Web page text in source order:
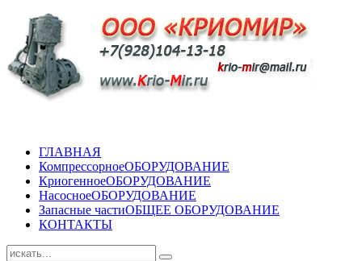
ГЛАВНАЯ
КомпрессорноеОБОРУДОВАНИЕ
КриогенноеОБОРУДОВАНИЕ
НасосноеОБОРУДОВАНИЕ
Запасные частиОБЩЕЕ ОБОРУДОВАНИЕ
КОНТАКТЫ